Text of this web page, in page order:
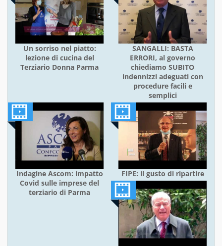
Un sorriso nel piatto:
lezione di cucina del
Terziario Donna Parma
SANGALLI: BASTA
ERRORI, al governo
chiediamo SUBITO
indennizzi adeguati con
procedure facili e
semplici
Indagine Ascom: impatto
Covid sulle imprese del
terziario di Parma
FIPE: il gusto di ripartire